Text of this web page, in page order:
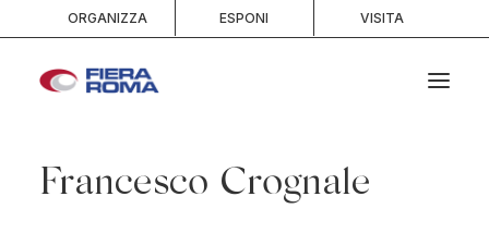
ORGANIZZA ESPONI VISITA
HOME
Francesco Crognale